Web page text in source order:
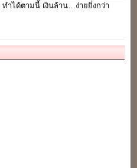
ำได้ตามนี้ เงินล้าน…ง่ายยิ่งกว่า